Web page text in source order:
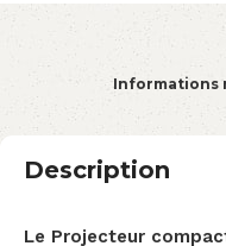
Informations
Description
Le Projecteur